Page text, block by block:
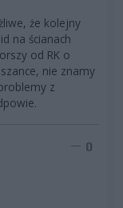
że kolejny
na ścianach
od RK o
nie znamy
z
0